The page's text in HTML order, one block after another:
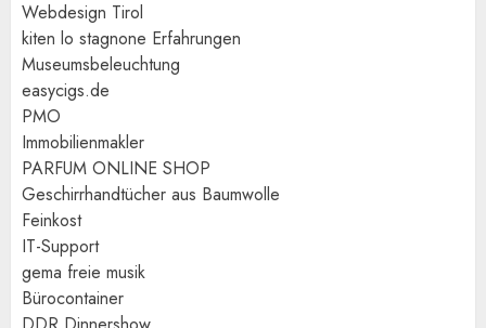
Webdesign Tirol
kiten lo stagnone Erfahrungen
Museumsbeleuchtung
easycigs.de
PMO
Immobilienmakler
PARFUM ONLINE SHOP
Geschirrhandtücher aus Baumwolle
Feinkost
IT-Support
gema freie musik
Bürocontainer